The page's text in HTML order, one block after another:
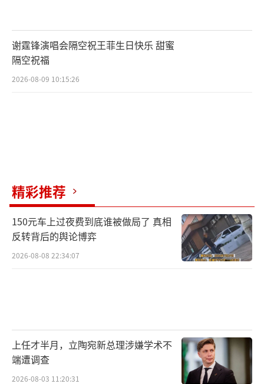
谢霆锋演唱会隔空祝王菲生日快乐 甜蜜
隔空祝福
2026-08-09 10:15:26
精彩推荐
150元车上过夜费到底谁被做局了 真相
反转背后的舆论博弈
2026-08-08 22:34:07
上任才半月，立陶宛新总理涉嫌学术不
端遭调查
2026-08-03 11:20:31